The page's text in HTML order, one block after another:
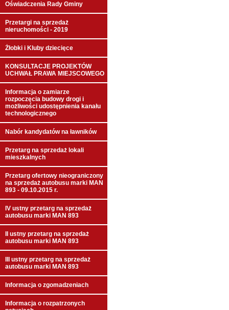
Oświadczenia Rady Gminy
Przetargi na sprzedaż
nieruchomości - 2019
Żłobki i Kluby dziecięce
KONSULTACJE PROJEKTÓW
UCHWAŁ PRAWA MIEJSCOWEGO
Informacja o zamiarze
rozpoczęcia budowy drogi i
możliwości udostępnienia kanału
technologicznego
Nabór kandydatów na ławników
Przetarg na sprzedaż lokali
mieszkalnych
Przetarg ofertowy nieograniczony
na sprzedaż autobusu marki MAN
893 - 09.10.2015 r.
IV ustny przetarg na sprzedaż
autobusu marki MAN 893
II ustny przetarg na sprzedaż
autobusu marki MAN 893
III ustny przetarg na sprzedaż
autobusu marki MAN 893
Informacja o zgomadzeniach
Informacja o rozpatrzonych